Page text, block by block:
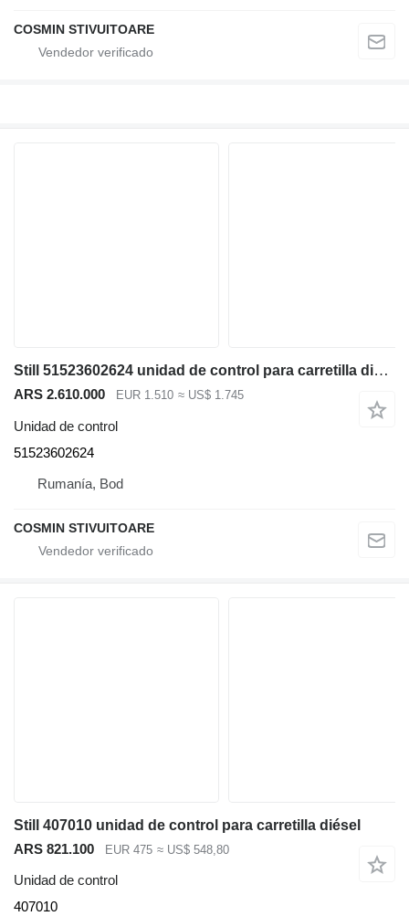
COSMIN STIVUITOARE
Still 51523602624 unidad de control para carretilla diésel
ARS 2.610.000 EUR 1.510 ≈ US$ 1.745
Unidad de control
51523602624
Rumanía, Bod
COSMIN STIVUITOARE
Still 407010 unidad de control para carretilla diésel
ARS 821.100
EUR 475 ≈ US$ 548,80
Unidad de control
407010